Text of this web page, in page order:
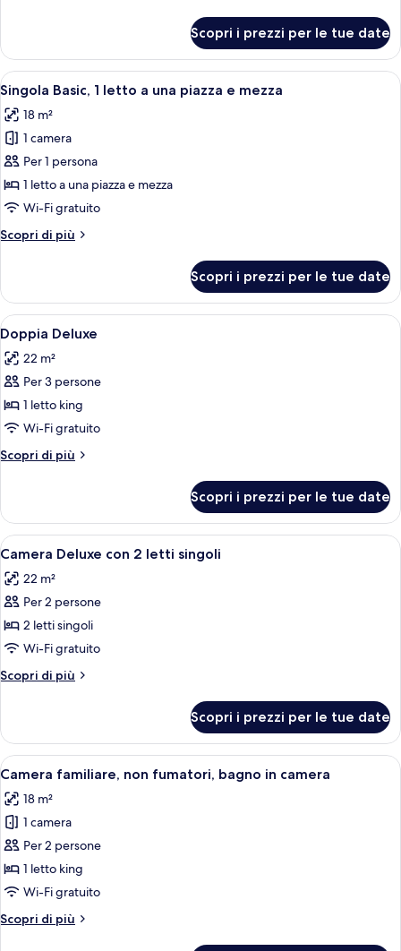
Standard
Scopri i prezzi per le tue date
Apri
tutte
le
foto
per
Singola
Basic,
letto
piazza
e
mezza
Una camera da letto con un letto,
6
Singola Basic, 1 letto a una piazza e mezza
18 m²
1 camera
Per 1 persona
1 letto a una piazza e mezza
Wi-Fi gratuito
Scopri di più
Altri
Basic,
letto
una
piazza
mezza
Scopri i prezzi per le tue date
Apri
tutte
le
foto
per
Doppia
Deluxe
Una camera d'albergo con un letto,
14
Doppia Deluxe
22 m²
Per 3 persone
1 letto king
Wi-Fi gratuito
Scopri di più
Altri
Deluxe
Scopri i prezzi per le tue date
Apri
tutte
le
foto
per
Camera
Deluxe
con
letti
singoli
Una camera d'albergo con due letti,
16
Camera Deluxe con 2 letti singoli
22 m²
Per 2 persone
2 letti singoli
Wi-Fi gratuito
Scopri di più
Altri
Deluxe
con
2
singoli
Scopri i prezzi per le tue date
Apri
tutte
le
foto
per
Camera
familiare,
fumatori,
Una camera d'albergo con un letto
14
Camera familiare, non fumatori, bagno in camera
18 m²
1 camera
Per 2 persone
1 letto king
Wi-Fi gratuito
Scopri di più
Altri